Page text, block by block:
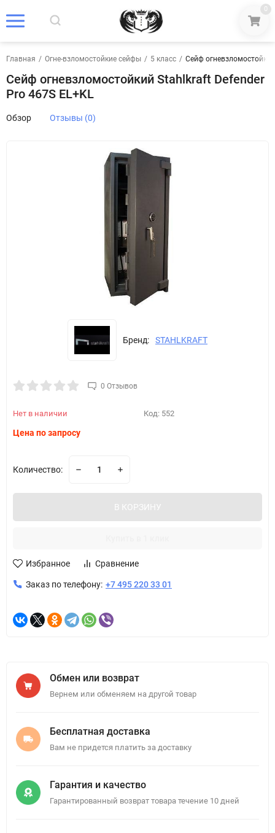
0
Главная / Огне-взломостойкие сейфы / 5 класс / Сейф
Сейф огневзломостойкий Stahlkraft Defender
Pro 467S EL+KL
Обзор Отзывы (0)
Бренд: STAHLKRAFT
0 Отзывов
Нет в наличии Код: 552
Цена по запросу
Количество:
В КОРЗИНУ
Избранное Сравнение
Заказ по телефону: +7 495 220 33 01
Обмен или возврат
Вернем или обменяем на другой товар
Бесплатная доставка
Вам не придется платить за доставку
Гарантия и качество
Гарантированный возврат товара течение 10 дней